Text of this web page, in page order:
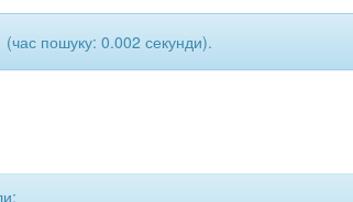
(час пошуку: 0.002 секунди).